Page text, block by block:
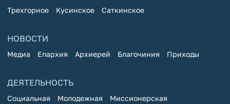
Трехгорное
Кусинское Саткинское
НОВОСТИ
Медиа Епархия Архиерей Благочиния Приходы
ДЕЯТЕЛЬНОСТЬ
Социальная Молодежная
Миссионерская